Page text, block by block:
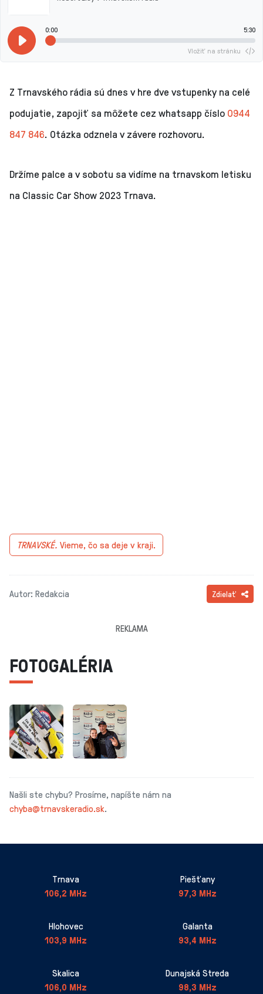
0:00 5:30
Vložiť na stránku
Z Trnavského rádia sú dnes v hre dve vstupenky na celé
podujatie, zapojiť sa môžete cez whatsapp číslo 0944
847 846. Otázka odznela v závere rozhovoru.
Držíme palce a v sobotu sa vidíme na trnavskom letisku
na Classic Car Show 2023 Trnava.
TRNAVSKÉ. Vieme, čo sa deje v kraji.
Autor: Redakcia Zdielať
REKLAMA
FOTOGALÉRIA
Našli ste chybu? Prosíme, napíšte nám na
chyba@trnavskeradio.sk.
Trnava
106,2 MHz
Piešťany
97,3 MHz
Hlohovec
103,9 MHz
Galanta
93,4 MHz
Skalica
106,0 MHz
Dunajská Streda
98,3 MHz